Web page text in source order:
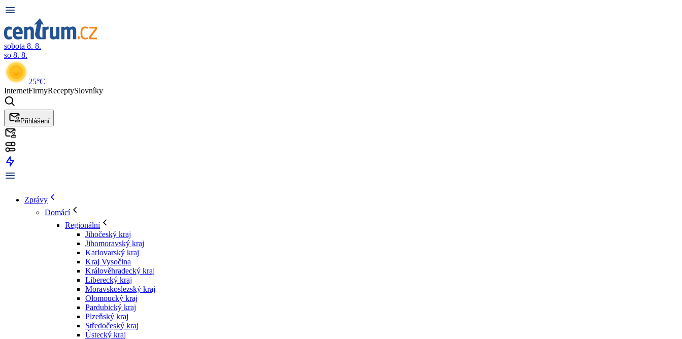
sobota 8. 8.
so 8. 8.
25°C
InternetFirmyReceptySlovníky
Přihlášení
Zprávy
Domácí
Regionální
Jihočeský kraj
Jihomoravský kraj
Karlovarský kraj
Kraj Vysočina
Králověhradecký kraj
Liberecký kraj
Moravskoslezský kraj
Olomoucký kraj
Pardubický kraj
Plzeňský kraj
Středočeský kraj
Ústecký kraj